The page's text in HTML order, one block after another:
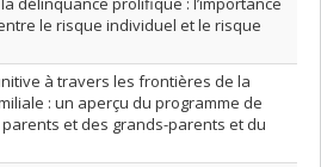
le risque individuel et le risque
à travers les frontières de la
: un aperçu du programme de
et des grands-parents et du